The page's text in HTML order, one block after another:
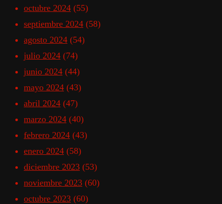
octubre 2024 (55)
septiembre 2024 (58)
agosto 2024 (54)
julio 2024 (74)
junio 2024 (44)
mayo 2024 (43)
abril 2024 (47)
marzo 2024 (40)
febrero 2024 (43)
enero 2024 (58)
diciembre 2023 (53)
noviembre 2023 (60)
octubre 2023 (60)